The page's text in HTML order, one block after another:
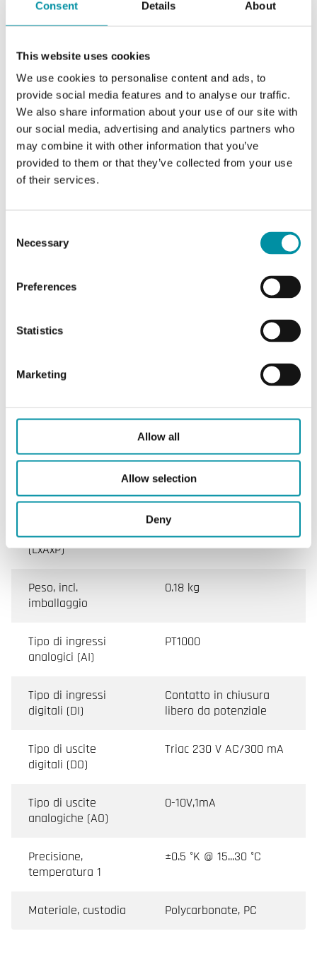
Consent Details About
This website uses cookies
We use cookies to personalise content and ads, to
provide social media features and to analyse our traffic.
We also share information about your use of our site with
our social media, advertising and analytics partners who
may combine it with other information that you’ve
provided to them or that they’ve collected from your use
of their services.
Selection
Necessary
Preferences
Statistics
Marketing
Allow all
Allow selection
Deny
punti
Uscite 0...10 V No
Caratteristiche di Regio RCF - Regolatore per fan
coil con ventilatore EC per attuatori a 3 punti o
Alimentazione
230VAC (207...253 V AC
Grado di protezione
Umidità ambiente
stoccaggio
-20…70 °C
Montaggio Stanza
Dimensioni esterne
(LxAxP)
102x120x29 mm
Peso, incl.
imballaggio
0.18 kg
Tipo di ingressi
analogici (AI)
PT1000
Tipo di ingressi
digitali (DI)
Contatto in chiusura
libero da potenziale
Tipo di uscite
digitali (DO)
Triac 230 V AC/300 mA
Tipo di uscite
analogiche (AO)
0-10V,1mA
Precisione,
temperatura 1
±0.5 °K @ 15...30 °C
Materiale, custodia Polycarbonate, PC